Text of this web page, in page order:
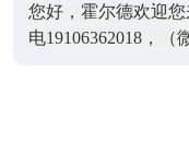
您好，霍尔德欢迎
电19106362018，（